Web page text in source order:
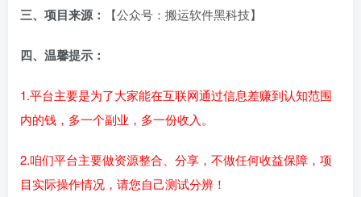
三、项目来源： 【公众号：搬运软件黑科技】
四、温馨提示：
1.平台主要是为了大家能在互联网通过信息差赚到认知范围
内的钱，多一个副业，多一份收入。
2.咱们平台主要做资源整合、分享，不做任何收益保障，项
目实际操作情况，请您自己测试分辨！